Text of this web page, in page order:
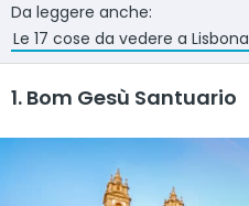
Da leggere anche:
Le 17 cose da vedere a Lisbona
1. Bom Gesù Santuario